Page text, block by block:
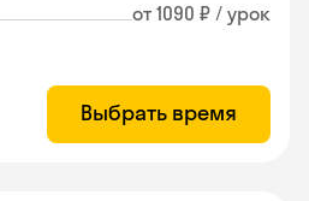
от 1090 ₽ / урок
Выбрать время